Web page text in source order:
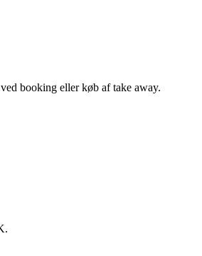
booking eller køb af take away.